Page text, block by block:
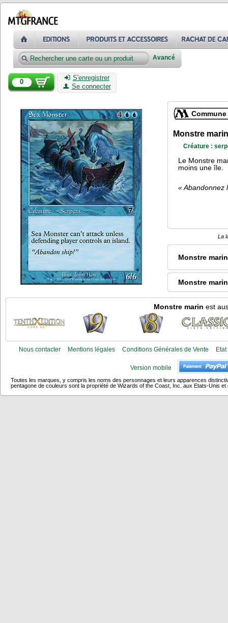
Avancé
0
S'enregistrer
Se connecter
Commune
Monstre marin
Créature :
Le Monstre
moins une île.
« Abandonnez
La
Monstre marin
Monstre
Monstre marin est
Nous contacter Mentions légales Conditions Générales de Vente
Version mobile
Toutes les marques, y compris les noms des personnages et leurs apparences
pentagone de couleurs sont la propriété de Wizards of the Coast, Inc. aux Etats-Unis